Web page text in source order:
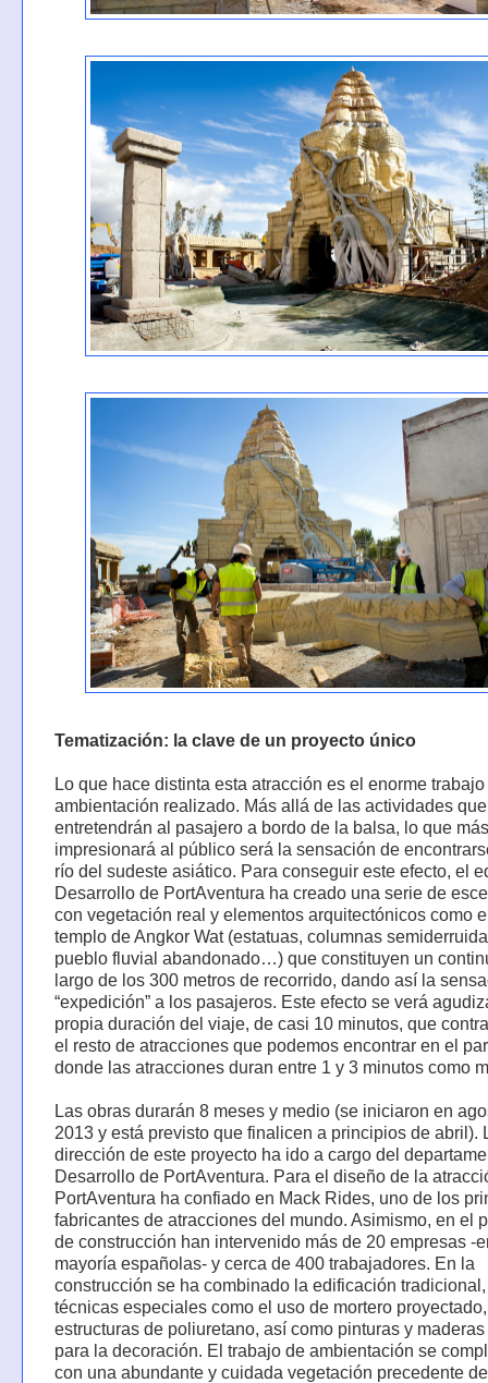
Tematización: la clave de un proyecto único
Lo que hace distinta esta atracción es el enorme trabajo
ambientación realizado. Más allá de las actividades que
entretendrán al pasajero a bordo de la balsa, lo que más
impresionará al público será la sensación de
río del sudeste asiático. Para conseguir este efecto, el
Desarrollo de PortAventura ha creado una serie de
con vegetación real y elementos arquitectónicos como
templo de Angkor Wat (estatuas, columnas
pueblo fluvial abandonado…) que constituyen un
largo de los 300 metros de recorrido, dando así la
“expedición” a los pasajeros. Este efecto se verá
propia duración del viaje, de casi 10 minutos, que
el resto de atracciones que podemos encontrar en el
donde las atracciones duran entre 1 y 3 minutos como
Las obras durarán 8 meses y medio (se iniciaron en
2013 y está previsto que finalicen a principios de abril).
dirección de este proyecto ha ido a cargo del
Desarrollo de PortAventura. Para el diseño de la
PortAventura ha confiado en Mack Rides, uno de los
fabricantes de atracciones del mundo. Asimismo, en el
de construcción han intervenido más de 20 empresas -
mayoría españolas- y cerca de 400 trabajadores. En la
construcción se ha combinado la edificación
técnicas especiales como el uso de mortero proyectado,
estructuras de poliuretano, así como pinturas y
para la decoración. El trabajo de ambientación se
con una abundante y cuidada vegetación precedente de